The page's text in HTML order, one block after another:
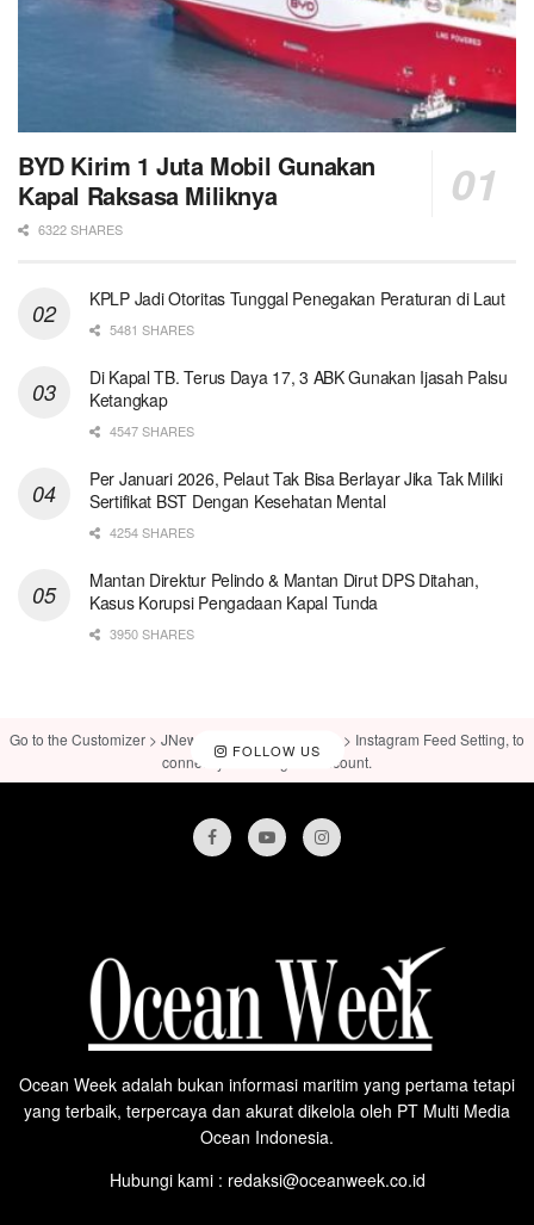
BYD Kirim 1 Juta Mobil Gunakan
Kapal Raksasa Miliknya
6322 SHARES
KPLP Jadi Otoritas Tunggal Penegakan Peraturan di Laut
5481 SHARES
Di Kapal TB. Terus Daya 17, 3 ABK Gunakan Ijasah Palsu
Ketangkap
4547 SHARES
Per Januari 2026, Pelaut Tak Bisa Berlayar Jika Tak Miliki
Sertifikat BST Dengan Kesehatan Mental
4254 SHARES
Mantan Direktur Pelindo & Mantan Dirut DPS Ditahan,
Kasus Korupsi Pengadaan Kapal Tunda
3950 SHARES
FOLLOW US
Go to the Customizer > JNews : Social, Like & View > Instagram Feed Setting, to
connect your Instagram account.
Ocean Week adalah bukan informasi maritim yang pertama tetapi
yang terbaik, terpercaya dan akurat dikelola oleh PT Multi Media
Ocean Indonesia.
Hubungi kami : redaksi@oceanweek.co.id